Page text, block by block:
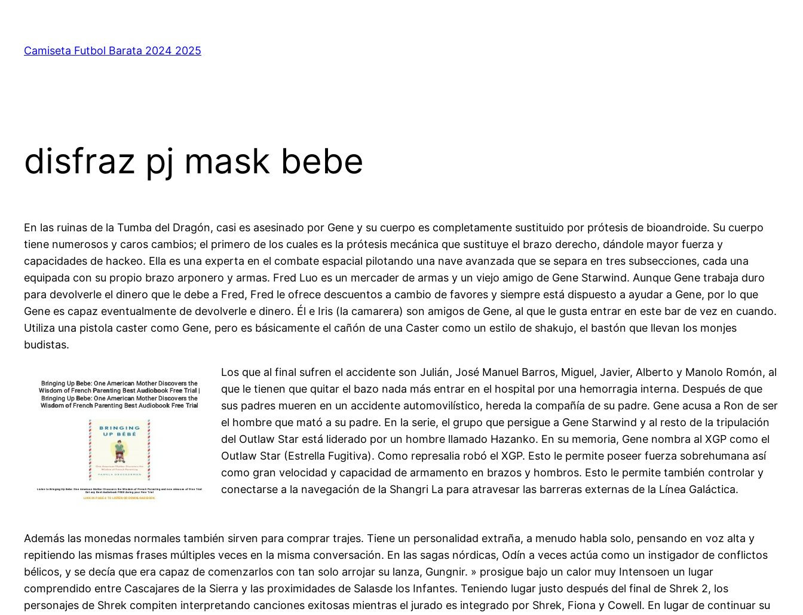
contenido
Camiseta Futbol Barata 2024 2025
disfraz pj mask bebe
En las ruinas de la Tumba del Dragón, casi es asesinado por Gene y su cuerpo es completamente sustituido por prótesis de bioandroide. Su cuerpo
tiene numerosos y caros cambios; el primero de los cuales es la prótesis mecánica que sustituye el brazo derecho, dándole mayor fuerza y
capacidades de hackeo. Ella es una experta en el combate espacial pilotando una nave avanzada que se separa en tres subsecciones, cada una
equipada con su propio brazo arponero y armas. Fred Luo es un mercader de armas y un viejo amigo de Gene Starwind. Aunque Gene trabaja duro
para devolverle el dinero que le debe a Fred, Fred le ofrece descuentos a cambio de favores y siempre está dispuesto a ayudar a Gene, por lo que
Gene es capaz eventualmente de devolverle e dinero. Él e Iris (la camarera) son amigos de Gene, al que le gusta entrar en este bar de vez en cuando.
Utiliza una pistola caster como Gene, pero es básicamente el cañón de una Caster como un estilo de shakujo, el bastón que llevan los monjes
budistas.
Los que al final sufren el accidente son Julián, José Manuel Barros, Miguel, Javier, Alberto y Manolo Romón, al
que le tienen que quitar el bazo nada más entrar en el hospital por una hemorragia interna. Después de que
sus padres mueren en un accidente automovilístico, hereda la compañía de su padre. Gene acusa a Ron de ser
el hombre que mató a su padre. En la serie, el grupo que persigue a Gene Starwind y al resto de la tripulación
del Outlaw Star está liderado por un hombre llamado Hazanko. En su memoria, Gene nombra al XGP como el
Outlaw Star (Estrella Fugitiva). Como represalia robó el XGP. Esto le permite poseer fuerza sobrehumana así
como gran velocidad y capacidad de armamento en brazos y hombros. Esto le permite también controlar y
conectarse a la navegación de la Shangri La para atravesar las barreras externas de la Línea Galáctica.
Además las monedas normales también sirven para comprar trajes. Tiene un personalidad extraña, a menudo habla solo, pensando en voz alta y
repitiendo las mismas frases múltiples veces en la misma conversación. En las sagas nórdicas, Odín a veces actúa como un instigador de conflictos
bélicos, y se decía que era capaz de comenzarlos con tan solo arrojar su lanza, Gungnir. » prosigue bajo un calor muy Intensoen un lugar
comprendido entre Cascajares de la Sierra y las proximidades de Salasde los Infantes. Teniendo lugar justo después del final de Shrek 2, los
personajes de Shrek compiten interpretando canciones exitosas mientras el jurado es integrado por Shrek, Fiona y Cowell. En lugar de continuar su